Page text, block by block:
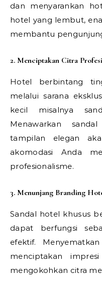
dan menyarankan
hotel yang lembut,
membantu
2. Menciptakan Citra
Hotel berbintang
melalui sarana
kecil misalnya
Menawarkan
tampilan elegan
akomodasi Anda
profesionalisme.
3. Menunjang Branding
Sandal hotel khusus
dapat berfungsi
efektif.
menciptakan
mengokohkan citra